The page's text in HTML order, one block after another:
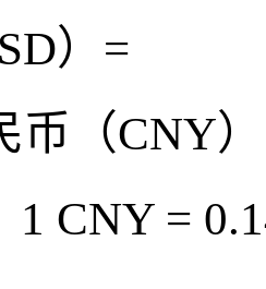
）=
币（CNY）
1 CNY =